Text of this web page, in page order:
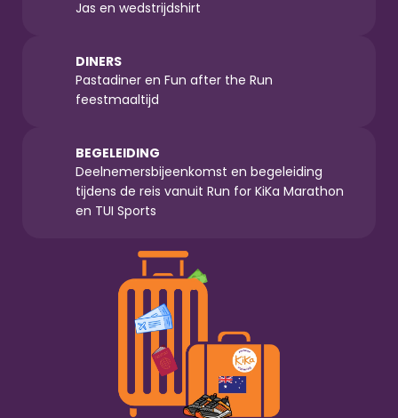
Jas en wedstrijdshirt
DINERS
Pastadiner en Fun after the Run
feestmaaltijd
BEGELEIDING
Deelnemersbijeenkomst en begeleiding
tijdens de reis vanuit Run for KiKa Marathon
en TUI Sports